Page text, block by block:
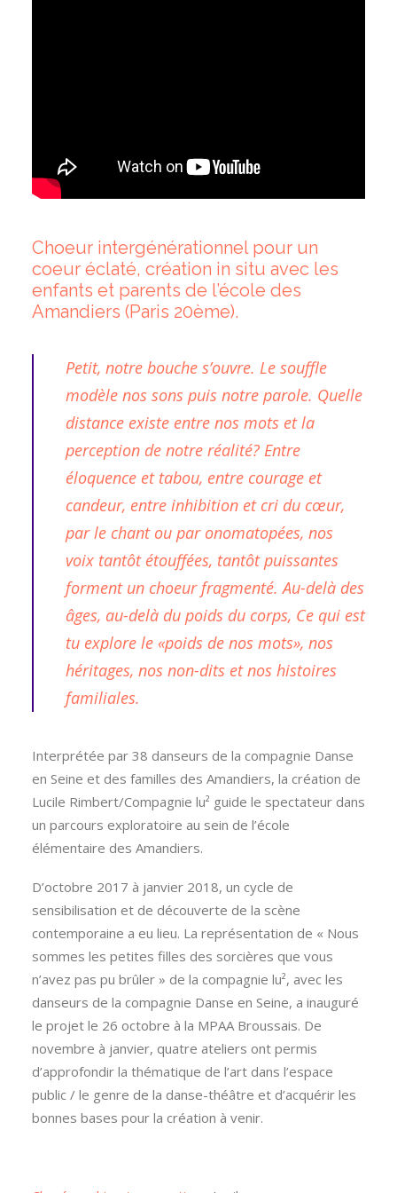
Choeur intergénérationnel pour un
coeur éclaté, création in situ avec les
enfants et parents de l’école des
Amandiers (Paris 20ème).
Petit, notre bouche s’ouvre. Le souffle
modèle nos sons puis notre parole. Quelle
distance existe entre nos mots et la
perception de notre réalité? Entre
éloquence et tabou, entre courage et
candeur, entre inhibition et cri du cœur,
par le chant ou par onomatopées, nos
voix tantôt étouffées, tantôt puissantes
forment un choeur fragmenté. Au-delà des
âges, au-delà du poids du corps, Ce qui est
tu explore le «poids de nos mots», nos
héritages, nos non-dits et nos histoires
familiales.
Interprétée par 38 danseurs de la compagnie Danse
en Seine et des familles des Amandiers, la création de
Lucile Rimbert/Compagnie lu² guide le spectateur dans
un parcours exploratoire au sein de l’école
élémentaire des Amandiers.
D’octobre 2017 à janvier 2018, un cycle de
sensibilisation et de découverte de la scène
contemporaine a eu lieu. La représentation de « Nous
sommes les petites filles des sorcières que vous
n’avez pas pu brûler » de la compagnie lu², avec les
danseurs de la compagnie Danse en Seine, a inauguré
le projet le 26 octobre à la MPAA Broussais. De
novembre à janvier, quatre ateliers ont permis
d’approfondir la thématique de l’art dans l’espace
public / le genre de la danse-théâtre et d’acquérir les
bonnes bases pour la création à venir.